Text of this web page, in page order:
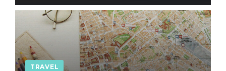
TRAVEL